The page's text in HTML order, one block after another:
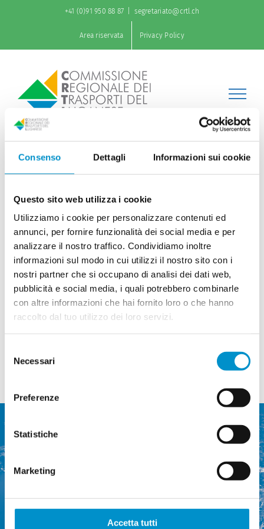
Consenso Dettagli Informazioni sui cookie
Questo sito web utilizza i cookie
Utilizziamo i cookie per personalizzare contenuti ed
annunci, per fornire funzionalità dei social media e per
analizzare il nostro traffico. Condividiamo inoltre
informazioni sul modo in cui utilizzi il nostro sito con i
nostri partner che si occupano di analisi dei dati web,
pubblicità e social media, i quali potrebbero combinarle
con altre informazioni che hai fornito loro o che hanno
raccolto dal tuo utilizzo dei loro servizi.
delNecessari
Preferenze
Statistiche
Marketing
Accetta tutti
+41 (0)91 950 88 87 segretariato@crtl.ch
Area riservata Privacy Policy
Ora per il Ponte di Spada è
finalmente la volta buona
VALLE DEL CASSARATE / Cresciuto in giudicato il
bando per
DiMaria Luisa Bernini | 16 Luglio 2025 | News | Commenti
disabilitati
Ora
la
Continua a leggere
trasporti del Luganese
Via Ponte Tresa 12